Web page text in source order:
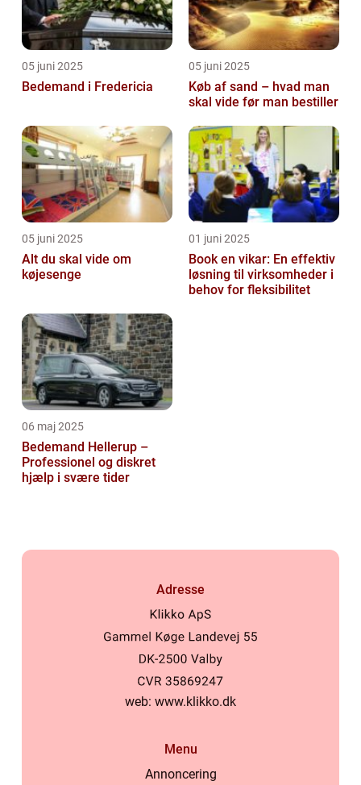
05 juni 2025
Bedemand i Fredericia
05 juni 2025
Køb af sand – hvad man
skal vide før man bestiller
05 juni 2025
Alt du skal vide om
køjesenge
01 juni 2025
Book en vikar: En effektiv
løsning til virksomheder i
behov for fleksibilitet
06 maj 2025
Bedemand Hellerup –
Professionel og diskret
hjælp i svære tider
Adresse
web: www.klikko.dk
Menu
Annoncering